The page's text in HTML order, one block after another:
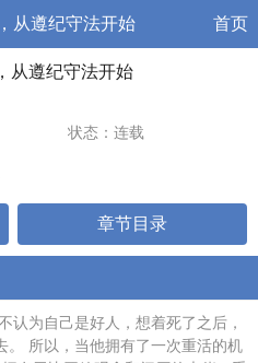
从遵纪守法开始 首页
从遵纪守法开始
状态：连载
章节目录
认为自己是好人，想着死了之后，
。 所以，当他拥有了一次重活的机